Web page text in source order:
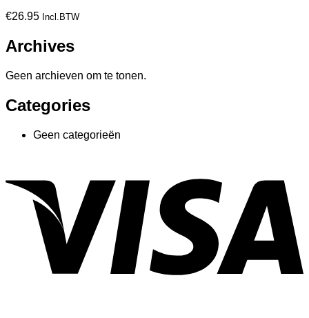
€26.95 Incl.BTW
Archives
Geen archieven om te tonen.
Categories
Geen categorieën